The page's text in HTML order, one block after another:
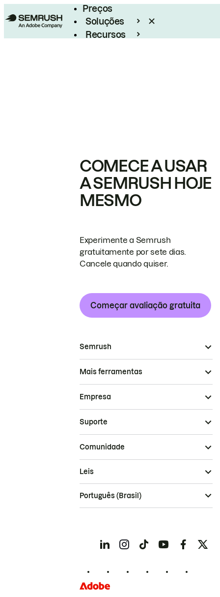
Preços
Soluções
Recursos
COMECE A USAR
A SEMRUSH HOJE
MESMO
Experimente a Semrush
gratuitamente por sete dias.
Cancele quando quiser.
Começar avaliação gratuita
Semrush
Mais ferramentas
Empresa
Suporte
Comunidade
Leis
Português (Brasil)